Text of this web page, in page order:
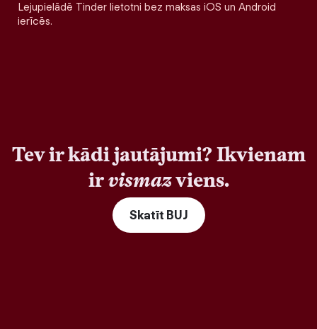
Lejupielādē Tinder lietotni bez maksas iOS un Android
ierīcēs.
Tev ir kādi jautājumi? Ikvienam
irvismazviens.
Skatīt BUJ